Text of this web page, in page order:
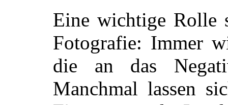
Eine wichtige Rolle
Fotografie: Immer
die an das
Manchmal lassen